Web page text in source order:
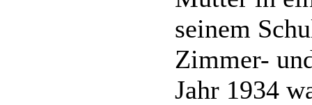
seinem
Zimmer-
Jahr 1934